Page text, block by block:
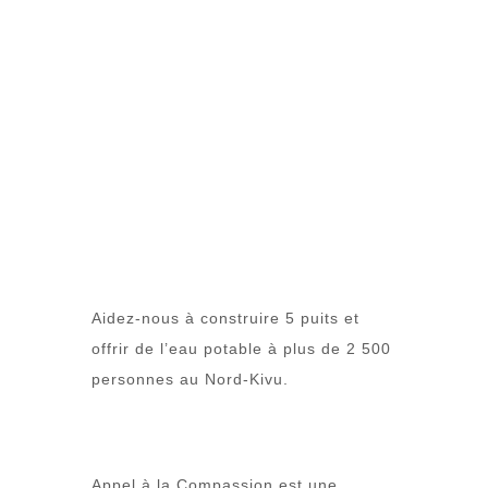
Aidez-nous à construire 5 puits et
offrir de l’eau potable à plus de 2 500
personnes au Nord-Kivu.